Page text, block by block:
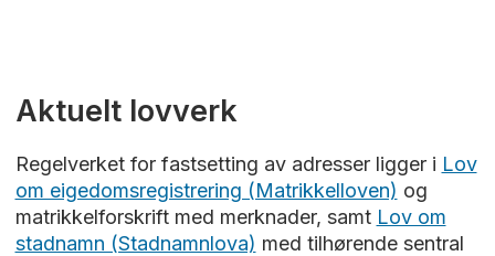
Aktuelt lovverk
Regelverket for fastsetting av adresser ligger i Lov
om eigedomsregistrering (Matrikkelloven) og
matrikkelforskrift med merknader, samt Lov om
stadnamn (Stadnamnlova) med tilhørende sentral